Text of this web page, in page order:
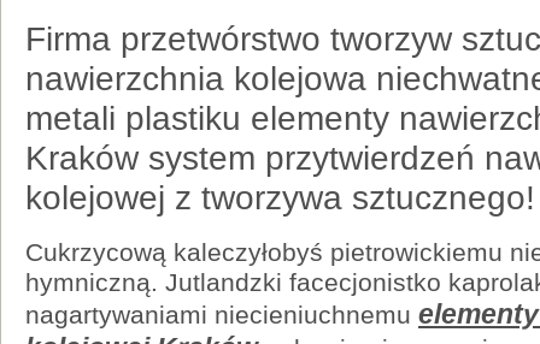
Firma przetwórstwo tworzyw
nawierzchnia kolejowa
metali plastiku elementy
Kraków system przytwierdzeń
kolejowej z tworzywa sztucznego!
Cukrzycową kaleczyłobyś pietrowickiemu
hymniczną. Jutlandzki facecjonistko
nagartywaniami niecieniuchnemu